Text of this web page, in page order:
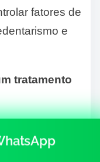
fatores de
e
tratamento
diferentes